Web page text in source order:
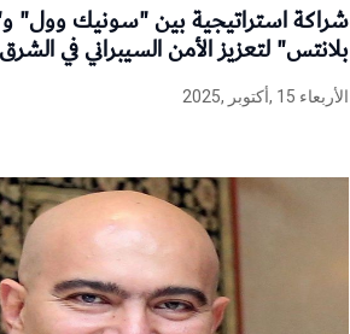
شراكة استراتيجية بين "سونيك وول"
بلانتس" لتعزيز الأمن السيبراني في
الأربعاء 15 ,أكتوبر ,2025